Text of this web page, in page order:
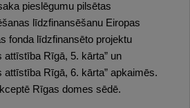
pieslēgumu pilsētas
līdzfinansēšanu Eiropas
fonda līdzfinansēto projektu
attīstība Rīgā, 5. kārta” un
attīstība Rīgā, 6. kārta” apkaimēs.
Rīgas domes sēdē.